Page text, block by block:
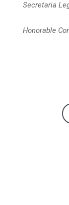
Secretaria
Honorable